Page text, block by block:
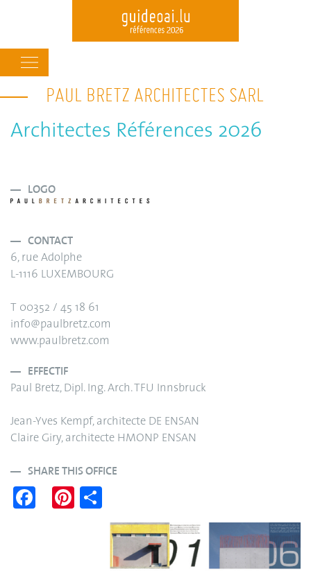
Skip
to
content
navigation
PAUL BRETZ ARCHITECTES SARL
Architectes Références 2026
LOGO
CONTACT
6, rue Adolphe
L-1116 LUXEMBOURG
T 00352 / 45 18 61
info@paulbretz.com
www.paulbretz.com
EFFECTIF
Paul Bretz, Dipl. Ing. Arch. TFU Innsbruck
Jean-Yves Kempf, architecte DE ENSAN
Claire Giry, architecte HMONP ENSAN
SHARE THIS OFFICE
Fa
ce
Pi
nt ha
re